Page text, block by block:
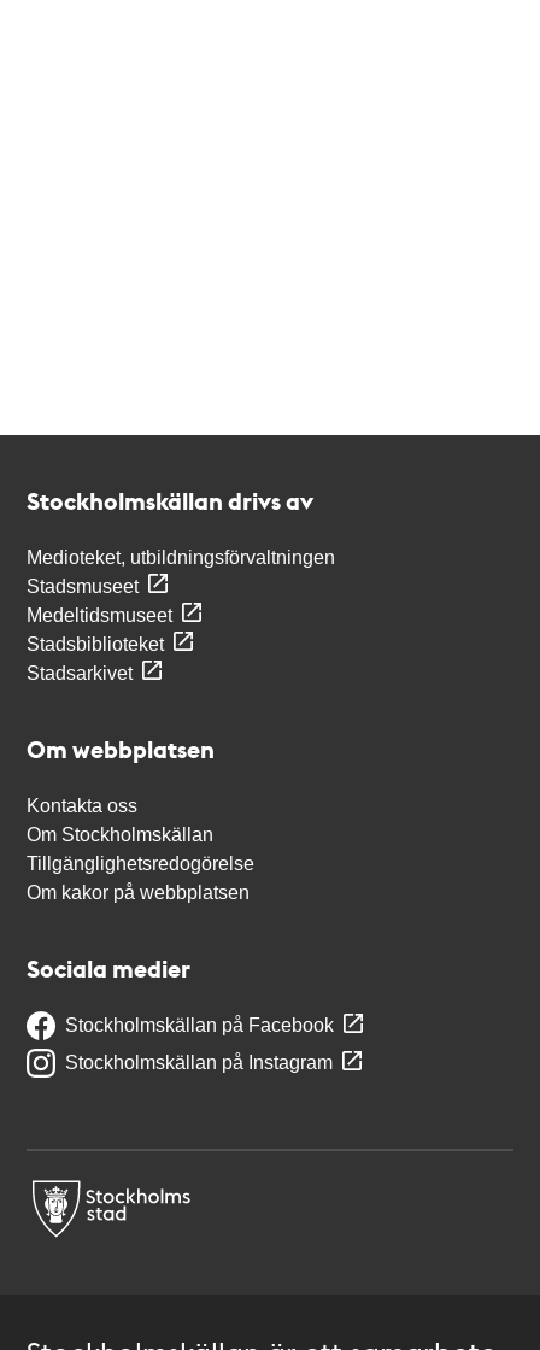
Stockholmskällan drivs av
Medioteket, utbildningsförvaltningen
Stadsmuseet
Medeltidsmuseet
Stadsbiblioteket
Stadsarkivet
Om webbplatsen
Kontakta oss
Om Stockholmskällan
Tillgänglighetsredogörelse
Om kakor på webbplatsen
Sociala medier
Stockholmskällan på Facebook
Stockholmskällan på Instagram